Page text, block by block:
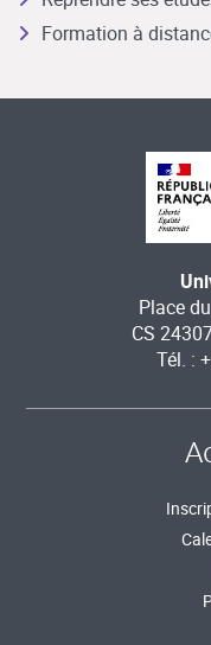
Formation à
Place
CS
Tél. :